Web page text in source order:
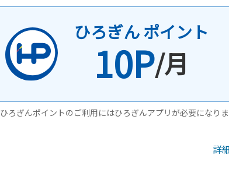
ひろぎんポイント
10P/月
ひろぎんポイントのご利用にはひろぎんアプリが必要になりま
詳